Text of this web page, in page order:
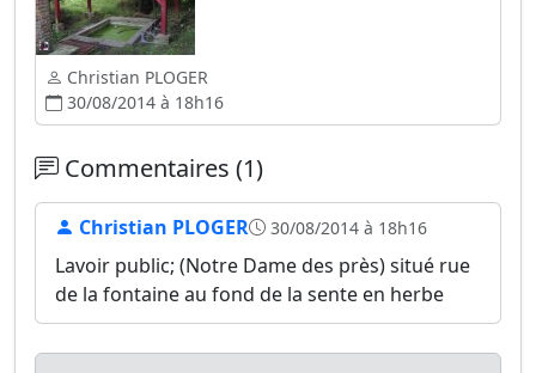
Christian PLOGER
30/08/2014 à 18h16
Commentaires (1)
Christian PLOGER 30/08/2014 à 18h16
Lavoir public; (Notre Dame des près) situé rue
de la fontaine au fond de la sente en herbe